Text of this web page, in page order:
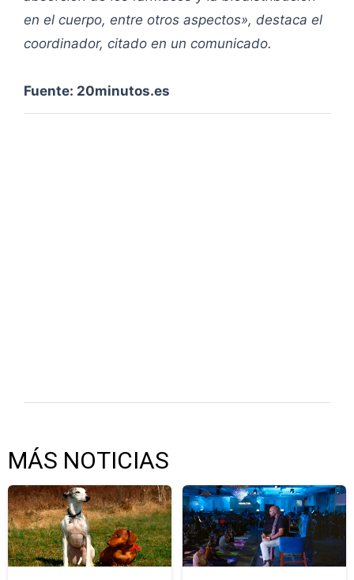
en el cuerpo, entre otros aspectos», destaca el
coordinador, citado en un comunicado.
Fuente: 20minutos.es
MÁS NOTICIAS